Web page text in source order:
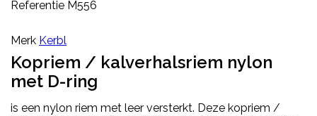
Referentie M556
Merk Kerbl
Kopriem / kalverhalsriem nylon
met D-ring
is een nylon riem met leer versterkt. Deze kopriem /